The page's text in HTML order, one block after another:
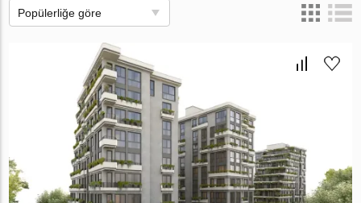
Popülerliğe göre